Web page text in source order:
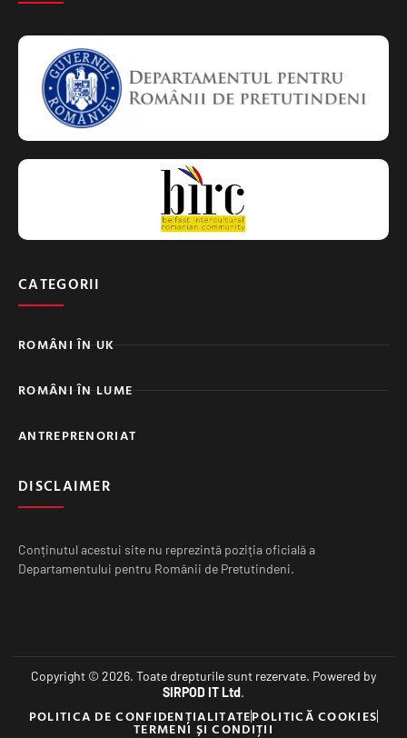
CATEGORII
ROMÂNI ÎN UK
ROMÂNI ÎN LUME
ANTREPRENORIAT
DISCLAIMER
Conținutul acestui site nu reprezintă poziția oficială a
Departamentului pentru Românii de Pretutindeni.
Copyright © 2026. Toate drepturile sunt rezervate. Powered by
SIRPOD IT Ltd.
POLITICA DE CONFIDENȚIALITATEPOLITICĂ COOKIES
TERMENI ȘI CONDIȚII